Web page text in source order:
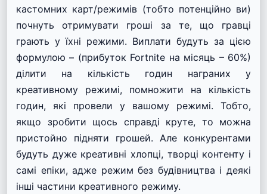
кастомних карт/режимів (тобто потенційно ви)
почнуть отримувати гроші за те, що гравці
грають у їхні режими. Виплати будуть за цією
формулою – (прибуток Fortnite на місяць – 60%)
ділити на кількість годин награних у
креативному режимі, помножити на кількість
годин, які провели у вашому режимі. Тобто,
якщо зробити щось справді круте, то можна
пристойно підняти грошей. Але конкурентами
будуть дуже креативні хлопці, творці контенту і
самі епіки, адже режим без будівництва і деякі
інші частини креативного режиму.